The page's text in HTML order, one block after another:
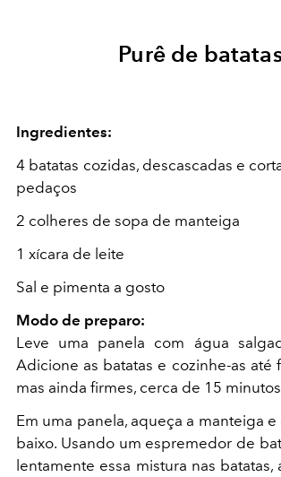
Purê de
Ingredientes:
4 batatas cozidas, descascadas e
pedaços
2 colheres de sopa de manteiga
1 xícara de leite
Sal e pimenta a gosto
Modo de preparo:
Leve uma panela com água
Adicione as batatas e cozinhe-as até
mas ainda firmes, cerca de 15
Em uma panela, aqueça a manteiga
baixo. Usando um espremedor de
lentamente essa mistura nas batatas,